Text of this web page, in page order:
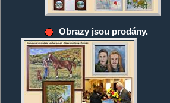
Obrazy jsou prodány.